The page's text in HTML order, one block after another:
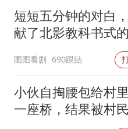
胡彦
夯实
短短五分钟的对白
献了北影教科书式
图图看剧 690跟贴
小伙自掏腰包给村
一座桥，结果被村